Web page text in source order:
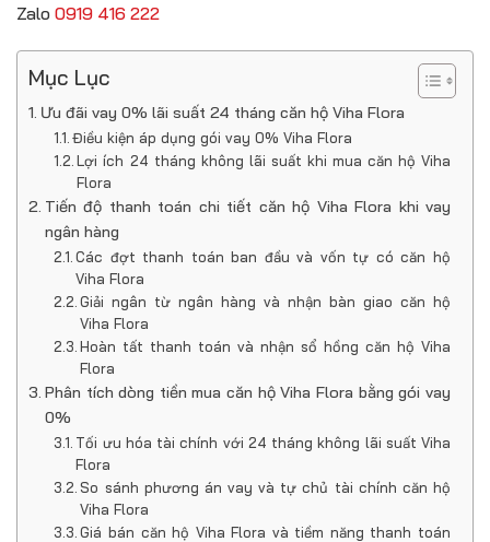
Zalo 0919 416 222
Mục Lục
Ưu đãi vay 0% lãi suất 24 tháng căn hộ Viha Flora
Điều kiện áp dụng gói vay 0% Viha Flora
Lợi ích 24 tháng không lãi suất khi mua căn hộ Viha
Flora
Tiến độ thanh toán chi tiết căn hộ Viha Flora khi vay
ngân hàng
Các đợt thanh toán ban đầu và vốn tự có căn hộ
Viha Flora
Giải ngân từ ngân hàng và nhận bàn giao căn hộ
Viha Flora
Hoàn tất thanh toán và nhận sổ hồng căn hộ Viha
Flora
Phân tích dòng tiền mua căn hộ Viha Flora bằng gói vay
0%
Tối ưu hóa tài chính với 24 tháng không lãi suất Viha
Flora
So sánh phương án vay và tự chủ tài chính căn hộ
Viha Flora
Giá bán căn hộ Viha Flora và tiềm năng thanh toán